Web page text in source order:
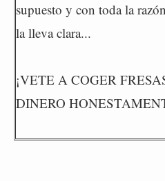
supuesto y con toda la
la lleva clara...
¡VETE A COGER
DINERO